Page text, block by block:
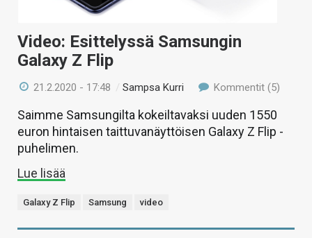
Video: Esittelyssä Samsungin
Galaxy Z Flip
21.2.2020 - 17:48 /Sampsa Kurri Kommentit (5)
Saimme Samsungilta kokeiltavaksi uuden 1550
euron hintaisen taittuvanäyttöisen Galaxy Z Flip -
puhelimen.
Lue lisää
Galaxy Z Flip Samsung video